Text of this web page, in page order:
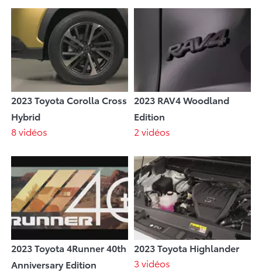
2023 Toyota Corolla Cross
Hybrid
8 vidéos
2023 RAV4 Woodland
Edition
2 vidéos
2023 Toyota 4Runner 40th
Anniversary Edition
2023 Toyota Highlander
3 vidéos